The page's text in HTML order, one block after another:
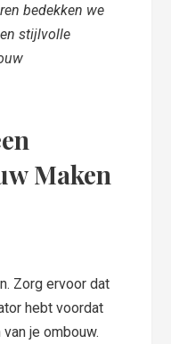
bedekken we
stijlvolle
Maken
Zorg ervoor dat
hebt voordat
je ombouw.